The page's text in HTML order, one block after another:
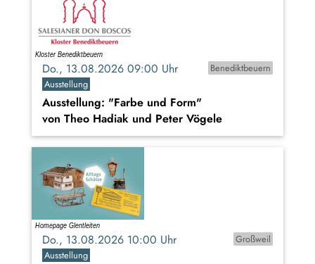
Do., 13.08.2026 09:00 Uhr
Benediktbeuern
Ausstellung
Ausstellung: "Farbe und Form"
von Theo Hadiak und Peter Vögele
Do., 13.08.2026 10:00 Uhr
Großweil
Ausstellung